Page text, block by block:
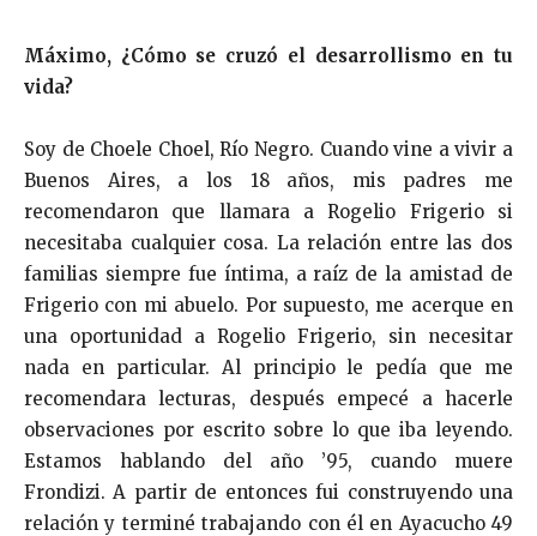
Máximo, ¿Cómo se cruzó el desarrollismo en tu
vida?
Soy de Choele Choel, Río Negro. Cuando vine a vivir a
Buenos Aires, a los 18 años, mis padres me
recomendaron que llamara a Rogelio Frigerio si
necesitaba cualquier cosa. La relación entre las dos
familias siempre fue íntima, a raíz de la amistad de
Frigerio con mi abuelo. Por supuesto, me acerque en
una oportunidad a Rogelio Frigerio, sin necesitar
nada en particular. Al principio le pedía que me
recomendara lecturas, después empecé a hacerle
observaciones por escrito sobre lo que iba leyendo.
Estamos hablando del año ’95, cuando muere
Frondizi. A partir de entonces fui construyendo una
relación y terminé trabajando con él en Ayacucho 49